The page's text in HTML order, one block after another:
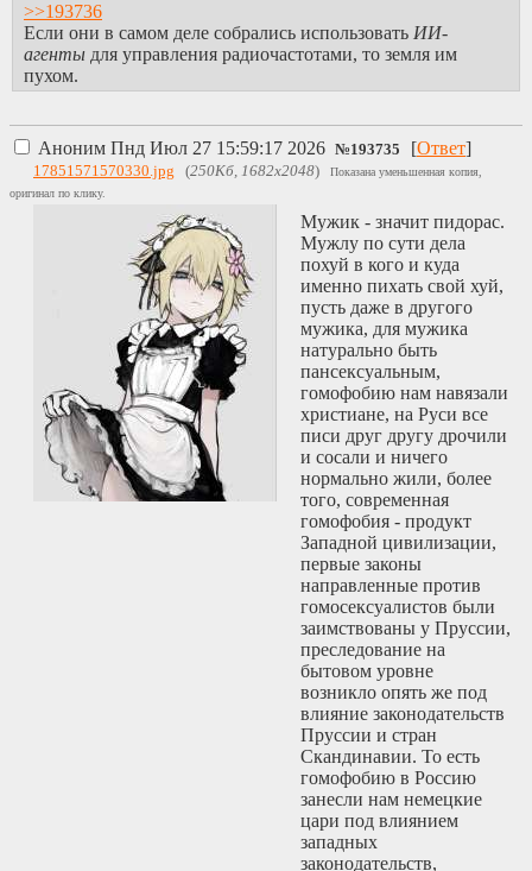
обслуживания,
активная
2. Актуальные
версии:
•shadowsocks-go
(гайд ниже,
официальная
версия)
-Гайды:
1. Основной гайд
поshadowsocks-go
https://medium.com/p/
2. Предельно
простой гайд по
shadowsocks-rust
(Docker):
https://github.com/
thread/2ch/blob/main/
ss-v2ray.md
3. Бесплатный
сервер shadowsocks
на Heroku:
https://habr.com/en/
4. Обфускаторы:
https://medium.com/p/
5. Ещё больше
разных гайдов для
тех, кому не
хватило:
https://github.com/
thread/2ch/blob/main/
guides.md
P.S.
>>193736
Если они в самом деле собрались использовать ИИ-
агенты для управления радиочастотами, то земля им
пухом.
Аноним Пнд Июл 27 15:59:17 2026 №193735 [Ответ]
17851571570330.jpg (250Кб, 1682x2048)
Показана уменьшенная копия,
оригинал по клику.
Мужик - значит пидорас.
Мужлу по сути дела
похуй в кого и куда
именно пихать свой хуй,
пусть даже в другого
мужика, для мужика
натурально быть
пансексуальным,
гомофобию нам навязали
христиане, на Руси все
писи друг другу дрочили
и сосали и ничего
нормально жили, более
того, современная
гомофобия - продукт
Западной цивилизации,
первые законы
направленные против
гомосексуалистов были
заимствованы у Пруссии,
преследование на
бытовом уровне
возникло опять же под
влияние законодательств
Пруссии и стран
Скандинавии. То есть
гомофобию в Россию
занесли нам немецкие
цари под влиянием
западных
законодательств,